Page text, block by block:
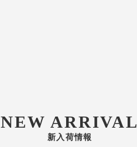
NEW ARRIVAL
新入荷情報